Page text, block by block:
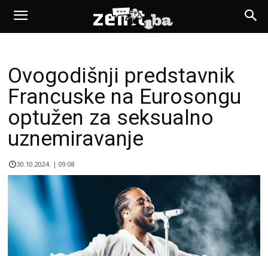
Ovogodišnji predstavnik
Francuske na Eurosongu
optužen za seksualno
uznemiravanje
30.10.2024. | 09:08